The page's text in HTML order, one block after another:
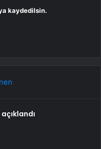
kaydedilsin.